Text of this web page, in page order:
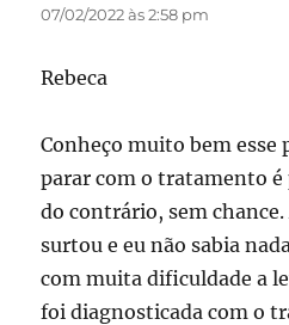
07/02/2022 às 2:58 pm
Rebeca
Conheço muito bem esse
parar com o tratamento
do contrário, sem chance.
surtou e eu não sabia
com muita dificuldade a
foi diagnosticada com o